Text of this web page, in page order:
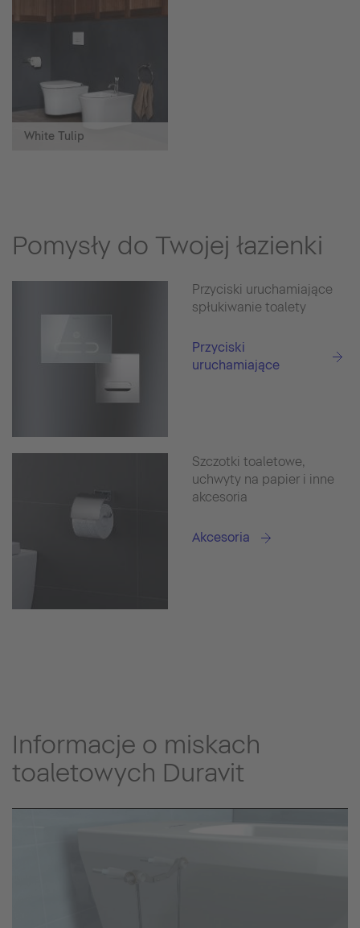
White Tulip
Pomysły do Twojej łazienki
Przyciski uruchamiające
spłukiwanie toalety
Przyciski
uruchamiające
Szczotki toaletowe,
uchwyty na papier i inne
akcesoria
Akcesoria
Informacje o miskach
toaletowych Duravit